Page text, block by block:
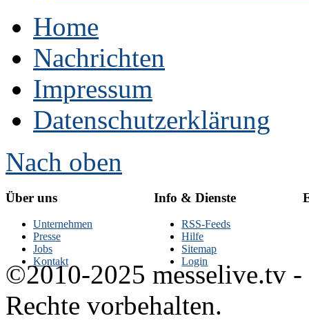
Home
Nachrichten
Impressum
Datenschutzerklärung
Nach oben
Über uns
Unternehmen
Presse
Jobs
Kontakt
Info & Dienste
RSS-Feeds
Hilfe
Sitemap
Login
©2010-2025 messelive.tv -
Rechte vorbehalten.